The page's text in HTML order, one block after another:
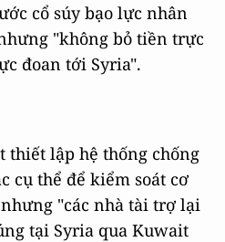
cổ súy bạo lực nhân
"không bỏ tiền trực
đoan tới Syria".
thiết lập hệ thống chống
cụ thể để kiểm soát cơ
"các nhà tài trợ lại
tại Syria qua Kuwait